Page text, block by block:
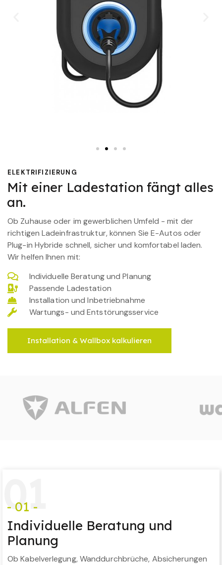
ELEKTRIFIZIERUNG
Mit einer Ladestation fängt alles
an.
Ob Zuhause oder im gewerblichen Umfeld - mit der
richtigen Ladeinfrastruktur, können Sie E-Autos oder
Plug-in Hybride schnell, sicher und komfortabel laden.
Wir helfen Ihnen mit:
Individuelle Beratung und Planung
Passende Ladestation
Installation und Inbetriebnahme
Wartungs- und Entstörungsservice
Installation & Wallbox kalkulieren
01
- 01 -
Individuelle Beratung und
Planung
Ob Kabelverlegung, Wanddurchbrüche, Absicherungen